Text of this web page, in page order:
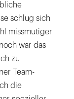
schlug sich
missmutiger
war das
zu
Team-
die